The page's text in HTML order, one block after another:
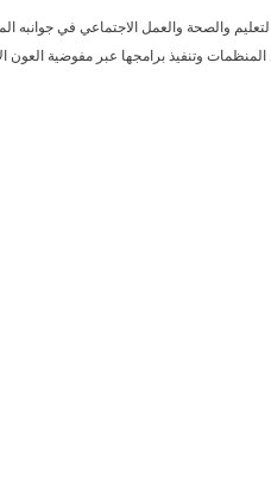
والصحة والعمل الاجتماعي في جوانبه
وتنفيذ برامجها عبر مفوضية العون